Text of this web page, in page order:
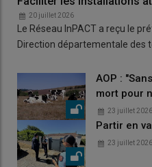
20 juillet 2026
Le Réseau InPACT a reçu le
Direction départementale des
AOP :
mort pour
23 juillet 2026
Partir en
23 juillet 2026